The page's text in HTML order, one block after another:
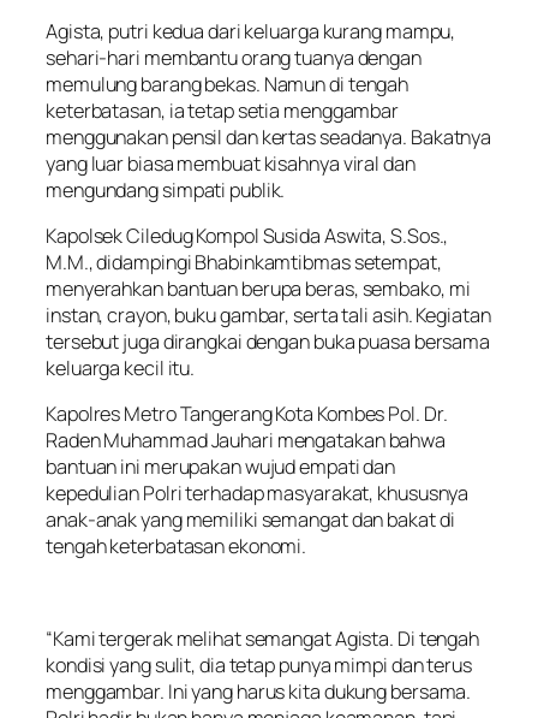
Agista, putri kedua dari keluarga kurang mampu,
sehari-hari membantu orang tuanya dengan
memulung barang bekas. Namun di tengah
keterbatasan, ia tetap setia menggambar
menggunakan pensil dan kertas seadanya. Bakatnya
yang luar biasa membuat kisahnya viral dan
mengundang simpati publik.
Kapolsek Ciledug Kompol Susida Aswita, S.Sos.,
M.M., didampingi Bhabinkamtibmas setempat,
menyerahkan bantuan berupa beras, sembako, mi
instan, crayon, buku gambar, serta tali asih. Kegiatan
tersebut juga dirangkai dengan buka puasa bersama
keluarga kecil itu.
Kapolres Metro Tangerang Kota Kombes Pol. Dr.
Raden Muhammad Jauhari mengatakan bahwa
bantuan ini merupakan wujud empati dan
kepedulian Polri terhadap masyarakat, khususnya
anak-anak yang memiliki semangat dan bakat di
tengah keterbatasan ekonomi.
“Kami tergerak melihat semangat Agista. Di tengah
kondisi yang sulit, dia tetap punya mimpi dan terus
menggambar. Ini yang harus kita dukung bersama.